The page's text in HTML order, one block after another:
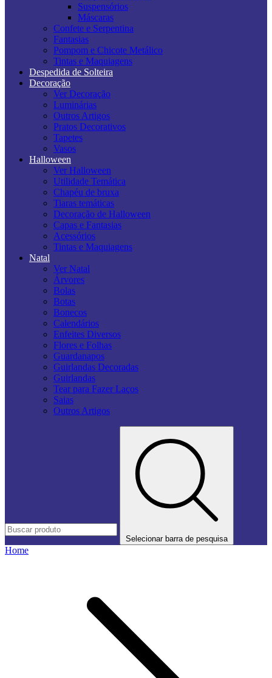
Suspensórios
Máscaras
Confete e Serpentina
Fantasias
Pompom e Chicote Metálico
Tintas e Maquiagens
Despedida de Solteira
Decoração
Ver Decoração
Luminárias
Outros Artigos
Pratos Decorativos
Tapetes
Vasos
Halloween
Ver Halloween
Utilidade Temática
Chapéu de bruxa
Tiaras temáticas
Decoração de Halloween
Capas e Fantasias
Acessórios
Tintas e Maquiagens
Natal
Ver Natal
Árvores
Bolas
Botas
Bonecos
Calendários
Enfeites Diversos
Flores e Folhas
Guardanapos
Guirlandas Decoradas
Guirlandas
Tear para Fazer Laços
Saias
Outros Artigos
Selecionar barra de pesquisa
Home